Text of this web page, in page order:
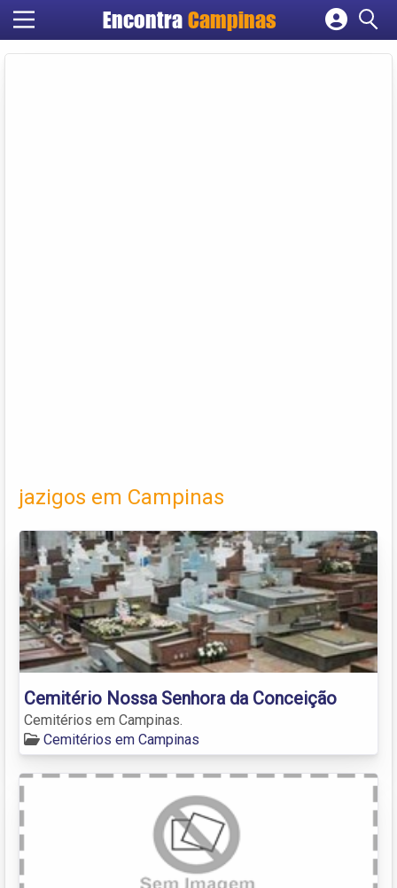
Encontra Campinas
Cadastrar empresa
jazigos em Campinas
Cemitério Nossa Senhora da Conceição
Cemitérios em Campinas.
Cemitérios em Campinas